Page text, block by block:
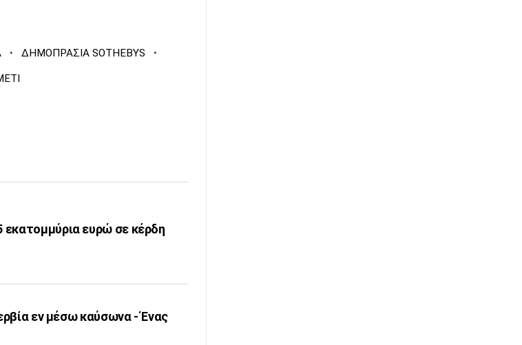
· ΔΗΜΟΠΡΑΣΙΑ SOTHEBYS ·
ευρώ σε κέρδη
εν μέσω καύσωνα - Ένας